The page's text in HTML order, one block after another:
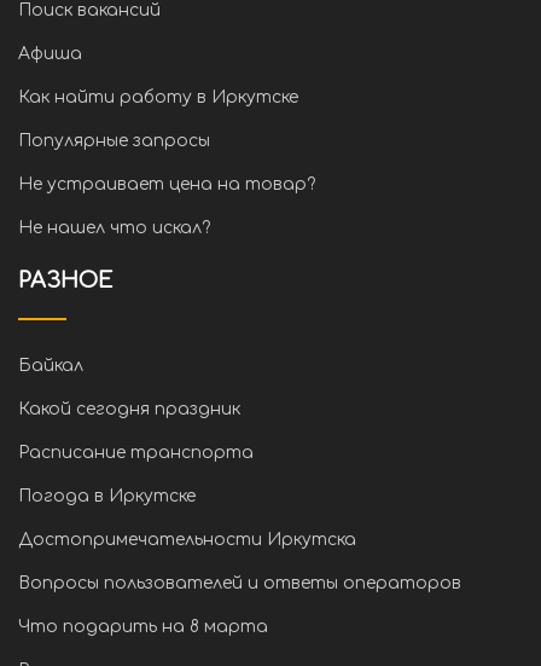
Поиск вакансий
Афиша
Как найти работу в Иркутске
Популярные запросы
Не устраивает цена на товар?
Не нашел что искал?
РАЗНОЕ
Байкал
Какой сегодня праздник
Расписание транспорта
Погода в Иркутске
Достопримечательности Иркутска
Вопросы пользователей и ответы операторов
Что подарить на 8 марта